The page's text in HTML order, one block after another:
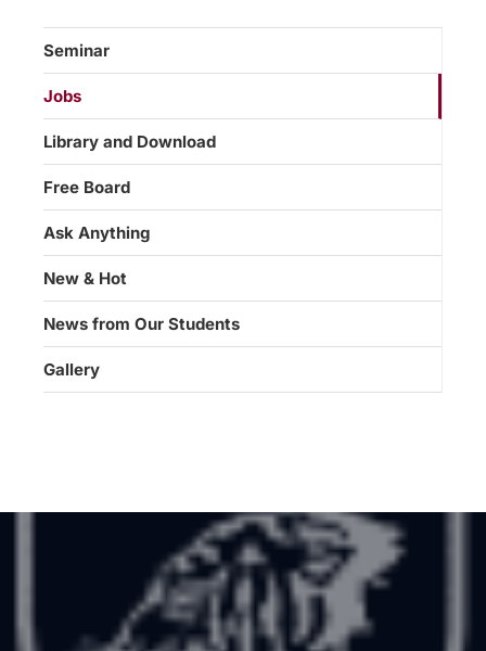
Seminar
Jobs
Library and Download
Free Board
Ask Anything
New & Hot
News from Our Students
Gallery